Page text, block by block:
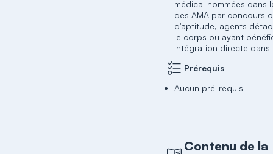
médical nommées dans
des AMA par concours
d'aptitude, agents
le corps ou ayant
intégration directe dans
Prérequis
Aucun pré-requis
Contenu de la